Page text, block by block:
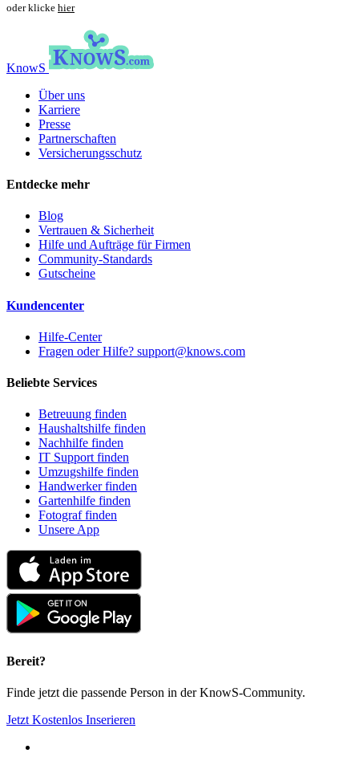
oder klicke hier
KnowS
Über uns
Karriere
Presse
Partnerschaften
Versicherungsschutz
Entdecke mehr
Blog
Vertrauen & Sicherheit
Hilfe und Aufträge für Firmen
Community-Standards
Gutscheine
Kundencenter
Hilfe-Center
Fragen oder Hilfe? support@knows.com
Beliebte Services
Betreuung finden
Haushaltshilfe finden
Nachhilfe finden
IT Support finden
Umzugshilfe finden
Handwerker finden
Gartenhilfe finden
Fotograf finden
Unsere App
Bereit?
Finde jetzt die passende Person in der KnowS-Community.
Jetzt Kostenlos Inserieren